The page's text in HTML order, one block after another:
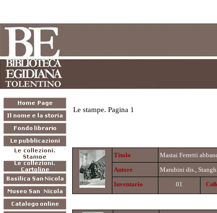
Le stampe. Pagina 1
Titolo
Mastai Ferretti
Autore
Marubini dis.,
Inventario
01